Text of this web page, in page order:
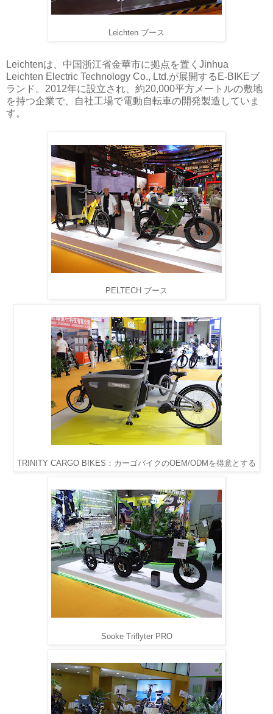
Leichten ブース
Leichtenは、中国浙江省金華市に拠点を置くJinhua
Leichten Electric Technology Co., Ltd.が展開するE-BIKEブ
ランド。2012年に設立され、約20,000平方メートルの敷地
を持つ企業で、自社工場で電動自転車の開発製造していま
す。
PELTECH ブース
TRINITY CARGO BIKES：カーゴバイクのOEM/ODMを得意とする
Sooke Triflyter PRO